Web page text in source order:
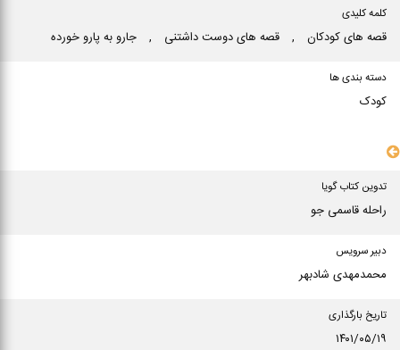
کلمه کلیدی
قصه های كودكان , قصه های دوست داشتنی , جارو به پارو خورده
دسته بندی ها
کودک
تدوین کتاب گویا
راحله قاسمی جو
دبیر سرویس
محمدمهدی شادبهر
تاریخ بارگذاری
۱۴۰۱/۰۵/۱۹